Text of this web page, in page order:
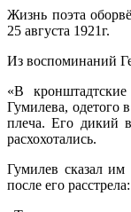
Жизнь поэта
25 августа 1921г.
Из воспоминаний
«В
Гумилева, одетого
плеча. Его дикий
расхохотались.
Гумилев сказал им
после его расстрела: